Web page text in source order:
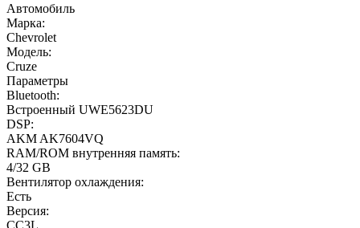
Автомобиль
Марка:
Chevrolet
Модель:
Cruze
Параметры
Bluetooth:
Встроенный UWE5623DU
DSP:
AKM AK7604VQ
RAM/ROM внутренняя память:
4/32 GB
Вентилятор охлаждения:
Есть
Версия:
CC3L